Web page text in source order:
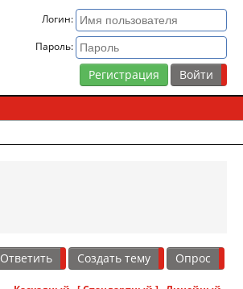
Логин:
Пароль:
Регистрация
Ответить Создать тему Опрос